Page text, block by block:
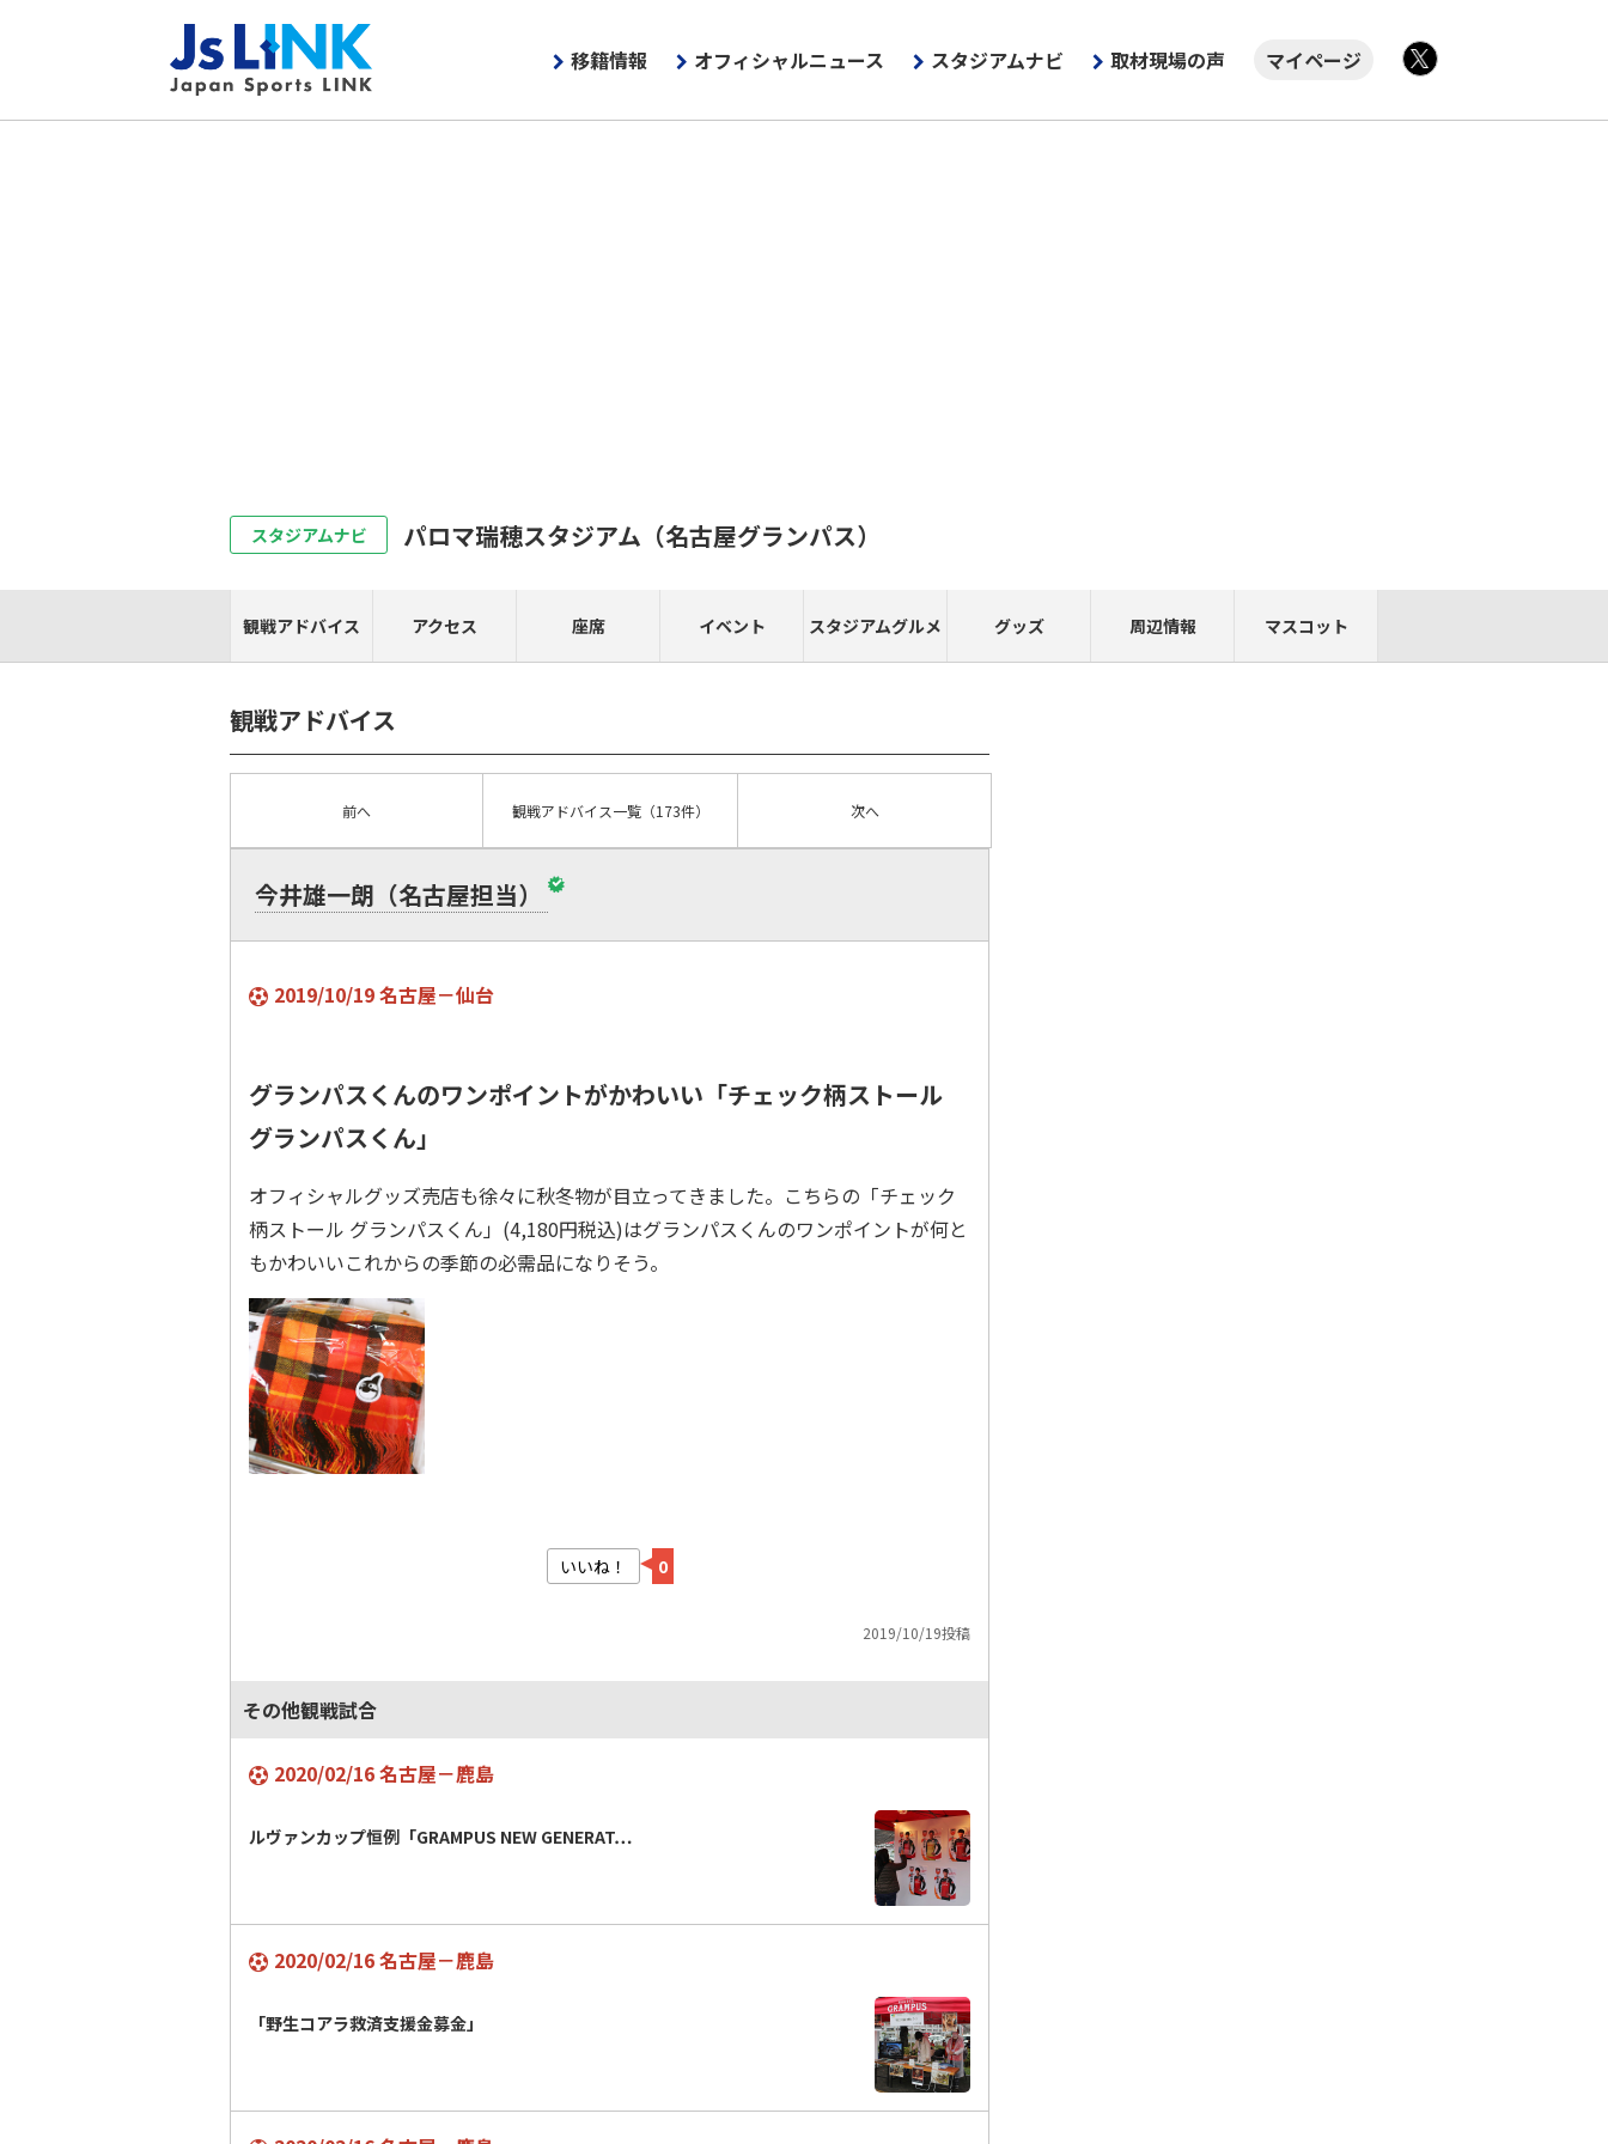
移籍情報 オフィシャルニュース スタジアムナビ 取材現場の声
マイページ
スタジアムナビ パロマ瑞穂スタジアム （名古屋グランパス）
観戦アドバイス アクセス 座席 イベント スタジアムグルメ グッズ 周辺情報 マスコット
観戦アドバイス
前へ 観戦アドバイス一覧（173件） 次へ
今井雄一朗（名古屋担当）
2019/10/19 名古屋－仙台
グランパスくんのワンポイントがかわいい「チェック柄ストール
グランパスくん」
オフィシャルグッズ売店も徐々に秋冬物が目立ってきました。こちらの「チェック
柄ストール グランパスくん」(4,180円税込)はグランパスくんのワンポイントが何と
もかわいいこれからの季節の必需品になりそう。
いいね！ 0
2019/10/19投稿
その他観戦試合
2020/02/16 名古屋－鹿島
ルヴァンカップ恒例「GRAMPUS NEW GENERAT…
2020/02/16 名古屋－鹿島
「野生コアラ救済支援金募金」